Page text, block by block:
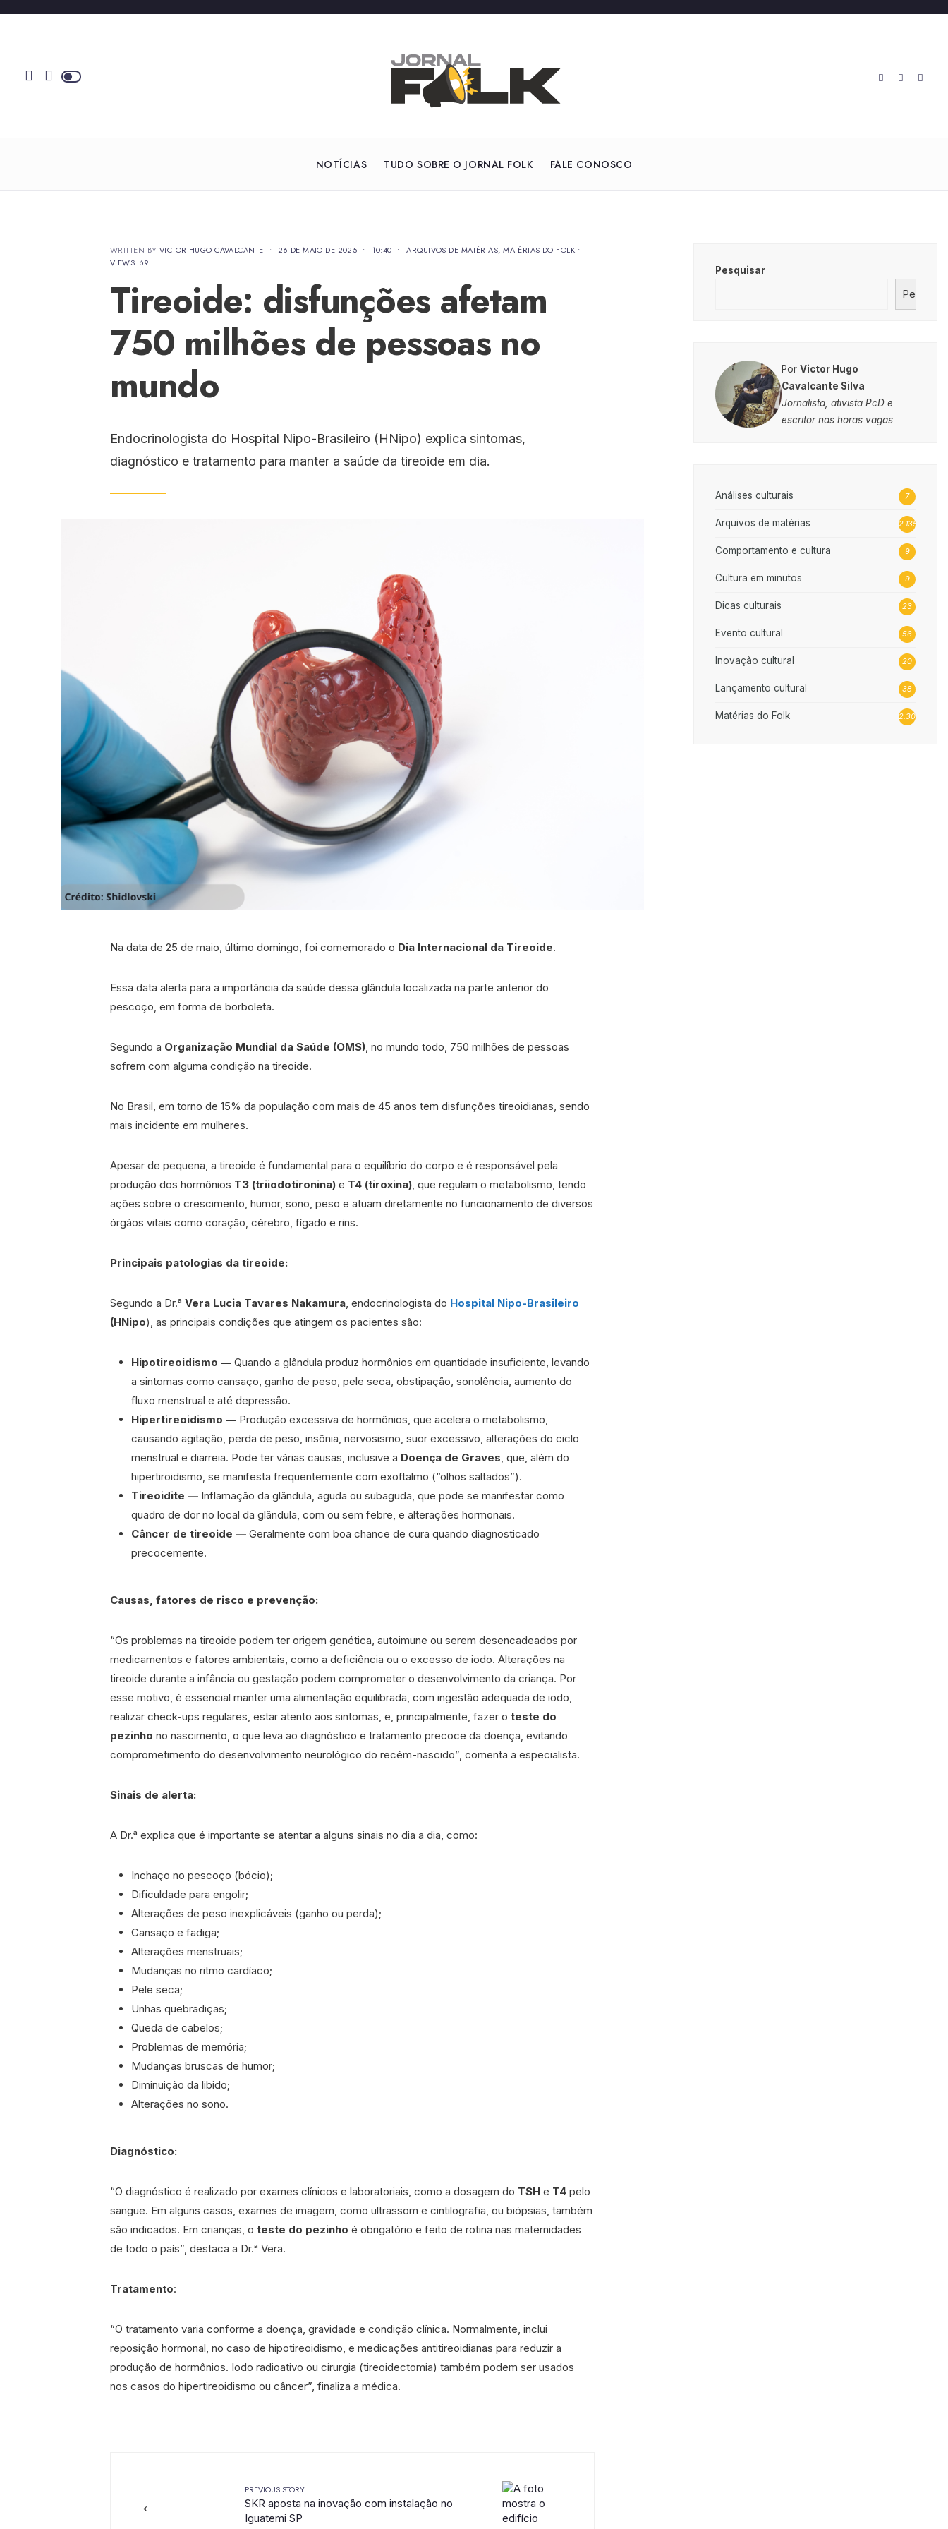
NOTÍCIAS TUDO SOBRE O JORNAL FOLK FALE CONOSCO
WRITTEN BY VICTOR HUGO CAVALCANTE • 26 DE MAIO DE 2025 • 10:40 • ARQUIVOS DE MATÉRIAS,MATÉRIAS DO FOLK •
VIEWS: 69
Tireoide: disfunções afetam
750 milhões de pessoas no
mundo
Endocrinologista do Hospital Nipo-Brasileiro (HNipo) explica sintomas,
diagnóstico e tratamento para manter a saúde da tireoide em dia.
Na data de 25 de maio, último domingo, foi comemorado o Dia Internacional da Tireoide.
Essa data alerta para a importância da saúde dessa glândula localizada na parte anterior do
pescoço, em forma de borboleta.
Segundo a Organização Mundial da Saúde (OMS), no mundo todo, 750 milhões de pessoas
sofrem com alguma condição na tireoide.
No Brasil, em torno de 15% da população com mais de 45 anos tem disfunções tireoidianas, sendo
mais incidente em mulheres.
Apesar de pequena, a tireoide é fundamental para o equilíbrio do corpo e é responsável pela
produção dos hormônios T3 (triiodotironina) e T4 (tiroxina), que regulam o metabolismo, tendo
ações sobre o crescimento, humor, sono, peso e atuam diretamente no funcionamento de diversos
órgãos vitais como coração, cérebro, fígado e rins.
Principais patologias da tireoide:
Segundo a Dr.ᵃ Vera Lucia Tavares Nakamura, endocrinologista do Hospital Nipo-Brasileiro
(HNipo), as principais condições que atingem os pacientes são:
Hipotireoidismo — Quando a glândula produz hormônios em quantidade insuficiente, levando
a sintomas como cansaço, ganho de peso, pele seca, obstipação, sonolência, aumento do
fluxo menstrual e até depressão.
Hipertireoidismo — Produção excessiva de hormônios, que acelera o metabolismo,
causando agitação, perda de peso, insônia, nervosismo, suor excessivo, alterações do ciclo
menstrual e diarreia. Pode ter várias causas, inclusive a Doença de Graves, que, além do
hipertiroidismo, se manifesta frequentemente com exoftalmo (“olhos saltados”).
Tireoidite — Inflamação da glândula, aguda ou subaguda, que pode se manifestar como
quadro de dor no local da glândula, com ou sem febre, e alterações hormonais.
Câncer de tireoide — Geralmente com boa chance de cura quando diagnosticado
precocemente.
Causas, fatores de risco e prevenção:
“Os problemas na tireoide podem ter origem genética, autoimune ou serem desencadeados por
medicamentos e fatores ambientais, como a deficiência ou o excesso de iodo. Alterações na
tireoide durante a infância ou gestação podem comprometer o desenvolvimento da criança. Por
esse motivo, é essencial manter uma alimentação equilibrada, com ingestão adequada de iodo,
realizar check-ups regulares, estar atento aos sintomas, e, principalmente, fazer o teste do
pezinho no nascimento, o que leva ao diagnóstico e tratamento precoce da doença, evitando
comprometimento do desenvolvimento neurológico do recém-nascido”, comenta a especialista.
Sinais de alerta:
A Dr.ᵃ explica que é importante se atentar a alguns sinais no dia a dia, como:
Inchaço no pescoço (bócio);
Dificuldade para engolir;
Alterações de peso inexplicáveis (ganho ou perda);
Cansaço e fadiga;
Alterações menstruais;
Mudanças no ritmo cardíaco;
Pele seca;
Unhas quebradiças;
Queda de cabelos;
Problemas de memória;
Mudanças bruscas de humor;
Diminuição da libido;
Alterações no sono.
Diagnóstico:
“O diagnóstico é realizado por exames clínicos e laboratoriais, como a dosagem do TSH e T4 pelo
sangue. Em alguns casos, exames de imagem, como ultrassom e cintilografia, ou biópsias, também
são indicados. Em crianças, o teste do pezinho é obrigatório e feito de rotina nas maternidades
de todo o país”, destaca a Dr.ᵃ Vera.
Tratamento:
“O tratamento varia conforme a doença, gravidade e condição clínica. Normalmente, inclui
reposição hormonal, no caso de hipotireoidismo, e medicações antitireoidianas para reduzir a
produção de hormônios. Iodo radioativo ou cirurgia (tireoidectomia) também podem ser usados
nos casos do hipertireoidismo ou câncer”, finaliza a médica.
←
PREVIOUS STORY
SKR aposta na inovação com instalação no
Iguatemi SP
Pesquisar
PorVictor Hugo
Cavalcante Silva
Jornalista, ativista PcD e
escritor nas horas vagas
Análises culturais 7
Arquivos de matérias 2.135
Comportamento e cultura 9
Cultura em minutos 9
Dicas culturais 23
Evento cultural 56
Inovação cultural 20
Lançamento cultural 38
Matérias do Folk 2.302